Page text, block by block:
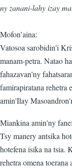
ny zanani-lahy izay
Mofon’aina:
Vatosoa sarobidin'i
manam-petra. Natao
fahazavan'ny
famirapiratana rehetra
amin'Ilay
Miankina amin'ny
Tsy manery antsika
hotefena isika na tsia.
rehetra omena